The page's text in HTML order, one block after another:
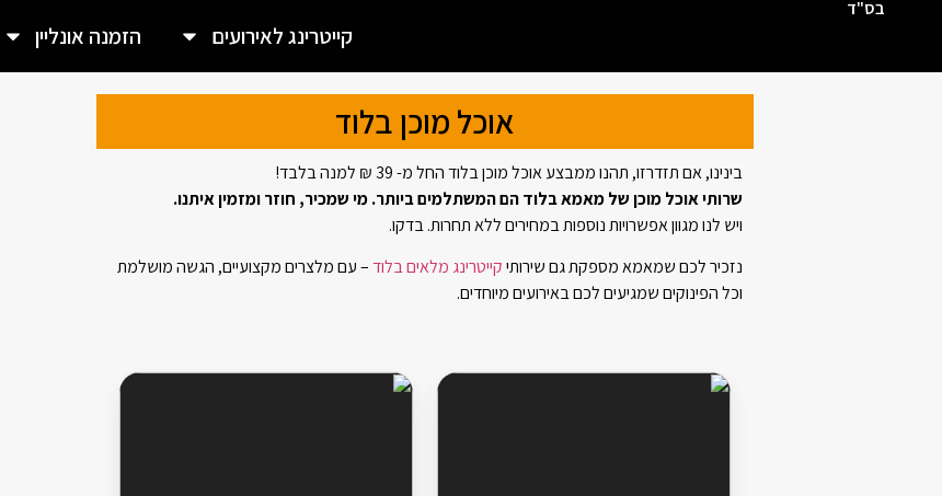
בס"ד
קייטרינג לאירועים הזמנה אונליין
אוכל מוכן בלוד
בינינו, אם תזדרזו, תהנו ממבצע אוכל מוכן בלוד החל מ- 39 ₪ למנה בלבד!
שרותי אוכל מוכן של מאמא בלוד הם המשתלמים ביותר. מי שמכיר, חוזר ומזמין איתנו.
ויש לנו מגוון אפשרויות נוספות במחירים ללא תחרות. בדקו.
נזכיר לכם שמאמא מספקת גם שירותיקייטרינג מלאים בלוד– עם מלצרים מקצועיים, הגשה מושלמת
וכל הפינוקים שמגיעים לכם באירועים מיוחדים.